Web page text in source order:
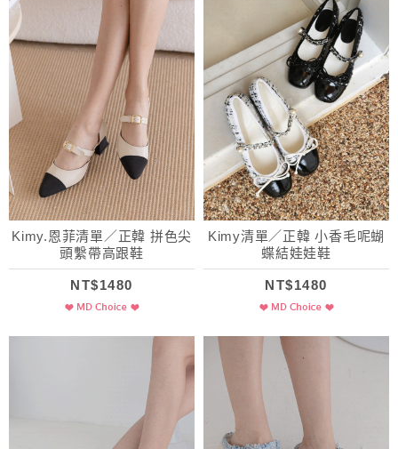
Kimy.恩菲清單／正韓 拼色尖
頭繫帶高跟鞋
NT$1480
Kimy清單／正韓 小香毛呢蝴
蝶結娃娃鞋
NT$1480